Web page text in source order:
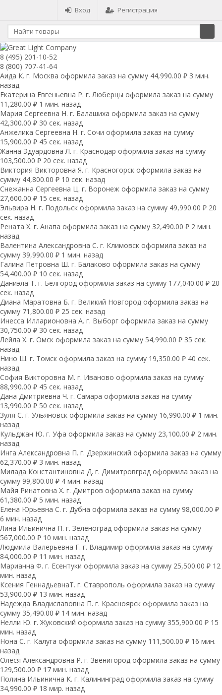
Вход Регистрация
8 (495) 201-10-52
8 (800) 707-41-64
Аида К. г. Москва оформила заказ на сумму 44,990.00 ₽ 3 мин.
назад
Екатерина Евгеньевна Р. г. Люберцы оформила заказ на сумму
11,280.00 ₽ 1 мин. назад
Мария Сергеевна H. г. Балашиха оформила заказ на сумму
42,300.00 ₽ 30 сек. назад
Анжелика Сергеевна Н. г. Сочи оформила заказ на сумму
15,900.00 ₽ 45 сек. назад
Жанна Эдуардовна Л. г. Краснодар оформила заказ на сумму
103,500.00 ₽ 20 сек. назад
Виктория Викторовна Я. г. Красногорск оформила заказ на
сумму 44,800.00 ₽ 10 сек. назад
Снежанна Сергеевна Ц. г. Воронеж оформила заказ на сумму
27,600.00 ₽ 15 сек. назад
Эльвира Н. г. Подольск оформила заказ на сумму 49,990.00 ₽ 20
сек. назад
Рената Х. г. Анапа оформила заказ на сумму 32,490.00 ₽ 2 мин.
назад
Валентина Александровна С. г. Климовск оформила заказ на
сумму 39,990.00 ₽ 1 мин. назад
Галина Петровна Ш. г. Балаково оформила заказ на сумму
54,400.00 ₽ 10 сек. назад
Даниэла Т. г. Белгород оформила заказ на сумму 177,040.00 ₽ 20
сек. назад
Диана Маратовна Б. г. Великий Новгород оформила заказ на
сумму 71,800.00 ₽ 25 сек. назад
Инесса Илларионовна А. г. Выборг оформила заказ на сумму
30,750.00 ₽ 30 сек. назад
Лейла Х. г. Омск оформила заказ на сумму 54,990.00 ₽ 35 сек.
назад
Нино Ш. г. Томск оформила заказ на сумму 19,350.00 ₽ 40 сек.
назад
София Викторовна М. г. Иваново оформила заказ на сумму
88,990.00 ₽ 45 сек. назад
Дана Дмитриевна Ч. г. Самара оформила заказ на сумму
13,990.00 ₽ 50 сек. назад
Зуля С. г. Ульяновск оформила заказ на сумму 16,990.00 ₽ 1 мин.
назад
Кульджан Ю. г. Уфа оформила заказ на сумму 23,100.00 ₽ 2 мин.
назад
Инга Александровна П. г. Дзержинский оформила заказ на сумму
62,370.00 ₽ 3 мин. назад
Милада Константиновна Д. г. Димитровград оформила заказ на
сумму 99,800.00 ₽ 4 мин. назад
Майя Ринатовна Х. г. Дмитров оформила заказ на сумму
61,380.00 ₽ 5 мин. назад
Елена Юрьевна С. г. Дубна оформила заказ на сумму 98,000.00 ₽
6 мин. назад
Лина Ильинична П. г. Зеленоград оформила заказ на сумму
567,000.00 ₽ 10 мин. назад
Людмила Валерьевна Г. г. Владимир оформила заказ на сумму
84,000.00 ₽ 11 мин. назад
Марианна Ф. г. Есентуки оформила заказ на сумму 25,500.00 ₽ 12
мин. назад
Ксения ГеннадьевнаТ. г. Ставрополь оформила заказ на сумму
53,900.00 ₽ 13 мин. назад
Надежда Владиславовна П. г. Красноярск оформила заказ на
сумму 35,490.00 ₽ 14 мин. назад
Нелли Ю. г. Жуковский оформила заказ на сумму 355,900.00 ₽ 15
мин. назад
Нона С. г. Калуга оформила заказ на сумму 111,500.00 ₽ 16 мин.
назад
Олеся Александровна Р. г. Звенигород оформила заказ на сумму
129,500.00 ₽ 17 мин. назад
Полина Ильинична К. г. Калининград оформила заказ на сумму
34,990.00 ₽ 18 мир. назад